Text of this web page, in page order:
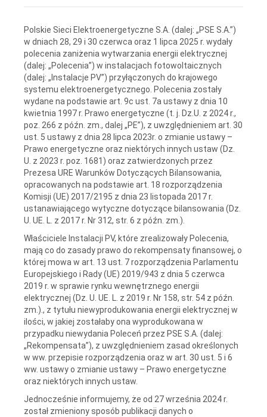
Polskie Sieci Elektroenergetyczne S.A. (dalej: „PSE S.A.”)
w dniach 28, 29 i 30 czerwca oraz 1 lipca 2025 r. wydały
polecenia zaniżenia wytwarzania energii elektrycznej
(dalej: „Polecenia”) w instalacjach fotowoltaicznych
(dalej: „Instalacje PV”) przyłączonych do krajowego
systemu elektroenergetycznego. Polecenia zostały
wydane na podstawie art. 9c ust. 7a ustawy z dnia 10
kwietnia 1997 r. Prawo energetyczne (t. j. Dz.U. z 2024 r.,
poz. 266 z późn. zm., dalej „PE”), z uwzględnieniem art. 30
ust. 5 ustawy z dnia 28 lipca 2023r. o zmianie ustawy –
Prawo energetyczne oraz niektórych innych ustaw (Dz.
U. z 2023 r. poz. 1681) oraz zatwierdzonych przez
Prezesa URE Warunków Dotyczących Bilansowania,
opracowanych na podstawie art. 18 rozporządzenia
Komisji (UE) 2017/2195 z dnia 23 listopada 2017 r.
ustanawiającego wytyczne dotyczące bilansowania (Dz.
U. UE. L. z 2017 r. Nr 312, str. 6 z późn. zm.).
Właściciele Instalacji PV, które zrealizowały Polecenia,
mają co do zasady prawo do rekompensaty finansowej, o
której mowa w art. 13 ust. 7 rozporządzenia Parlamentu
Europejskiego i Rady (UE) 2019/943 z dnia 5 czerwca
2019 r. w sprawie rynku wewnętrznego energii
elektrycznej (Dz. U. UE. L. z 2019 r. Nr 158, str. 54 z późn.
zm.)., z tytułu niewyprodukowania energii elektrycznej w
ilości, w jakiej zostałaby ona wyprodukowana w
przypadku niewydania Poleceń przez PSE S.A. (dalej:
„Rekompensata”), z uwzględnieniem zasad określonych
w ww. przepisie rozporządzenia oraz w art. 30 ust. 5 i 6
ww. ustawy o zmianie ustawy – Prawo energetyczne
oraz niektórych innych ustaw.
Jednocześnie informujemy, że od 27 września 2024 r.
został zmieniony sposób publikacji danych o